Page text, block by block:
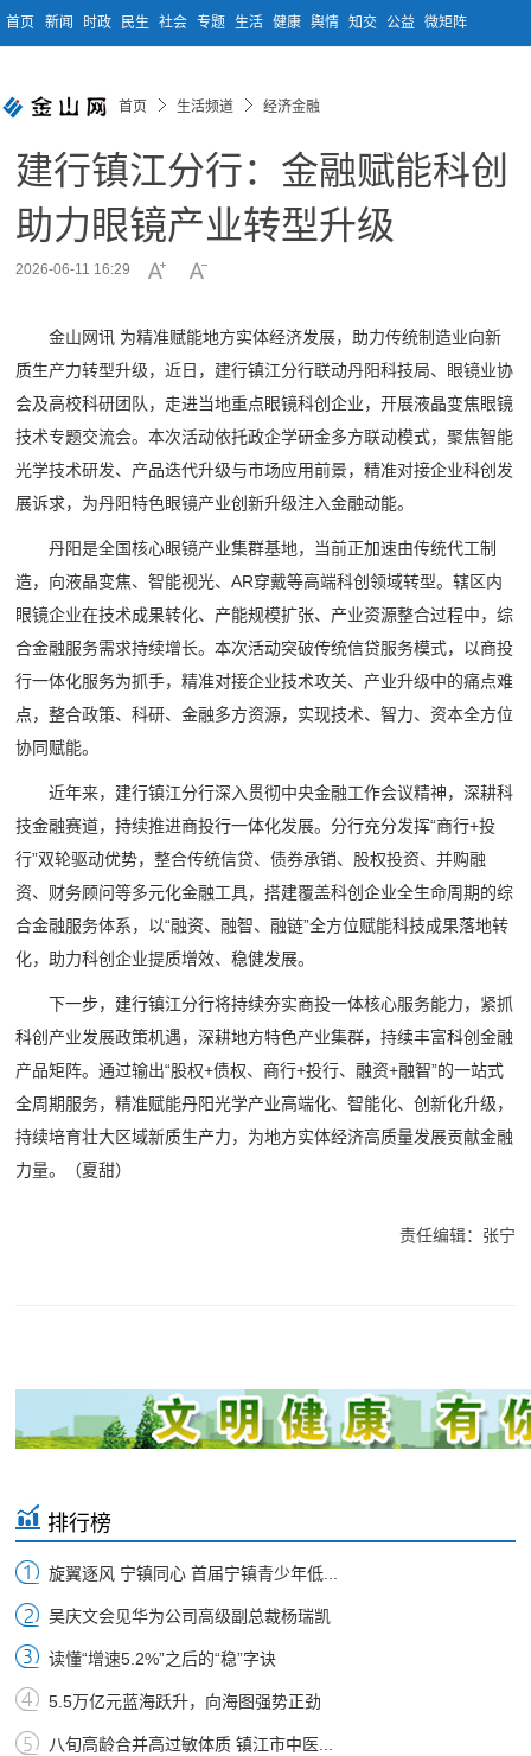
首页 新闻 时政 民生 社会 专题 生活 健康 舆情 知交 公益 微矩阵
首页 生活频道 经济金融
建行镇江分行：金融赋能科创
助力眼镜产业转型升级
2026-06-11 16:29
金山网讯 为精准赋能地方实体经济发展，助力传统制造业向新
质生产力转型升级，近日，建行镇江分行联动丹阳科技局、眼镜业协
会及高校科研团队，走进当地重点眼镜科创企业，开展液晶变焦眼镜
技术专题交流会。本次活动依托政企学研金多方联动模式，聚焦智能
光学技术研发、产品迭代升级与市场应用前景，精准对接企业科创发
展诉求，为丹阳特色眼镜产业创新升级注入金融动能。
丹阳是全国核心眼镜产业集群基地，当前正加速由传统代工制
造，向液晶变焦、智能视光、AR穿戴等高端科创领域转型。辖区内
眼镜企业在技术成果转化、产能规模扩张、产业资源整合过程中，综
合金融服务需求持续增长。本次活动突破传统信贷服务模式，以商投
行一体化服务为抓手，精准对接企业技术攻关、产业升级中的痛点难
点，整合政策、科研、金融多方资源，实现技术、智力、资本全方位
协同赋能。
近年来，建行镇江分行深入贯彻中央金融工作会议精神，深耕科
技金融赛道，持续推进商投行一体化发展。分行充分发挥“商行+投
行”双轮驱动优势，整合传统信贷、债券承销、股权投资、并购融
资、财务顾问等多元化金融工具，搭建覆盖科创企业全生命周期的综
合金融服务体系，以“融资、融智、融链”全方位赋能科技成果落地转
化，助力科创企业提质增效、稳健发展。
下一步，建行镇江分行将持续夯实商投一体核心服务能力，紧抓
科创产业发展政策机遇，深耕地方特色产业集群，持续丰富科创金融
产品矩阵。通过输出“股权+债权、商行+投行、融资+融智”的一站式
全周期服务，精准赋能丹阳光学产业高端化、智能化、创新化升级，
持续培育壮大区域新质生产力，为地方实体经济高质量发展贡献金融
力量。（夏甜）
责任编辑：张宁
排行榜
旋翼逐风 宁镇同心 首届宁镇青少年低...
吴庆文会见华为公司高级副总裁杨瑞凯
读懂“增速5.2%”之后的“稳”字诀
5.5万亿元蓝海跃升，向海图强势正劲
八旬高龄合并高过敏体质 镇江市中医...